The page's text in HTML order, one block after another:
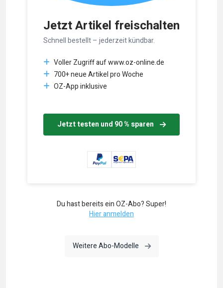
Jetzt Artikel freischalten
Schnell bestellt – jederzeit kündbar.
Voller Zugriff auf www.oz-online.de
700+ neue Artikel pro Woche
OZ-App inklusive
Jetzt testen und 90 % sparen
Du hast bereits ein OZ-Abo? Super!
Hier anmelden
Weitere Abo-Modelle